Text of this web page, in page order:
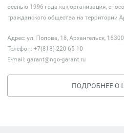
осенью 1996 года как организация,
гражданского общества на территории
Адрес: ул. Попова, 18, Архангельск,
Телефон: +7(818) 220-65-10
E-mail: garant@ngo-garant.ru
ПОДРОБНЕЕ О